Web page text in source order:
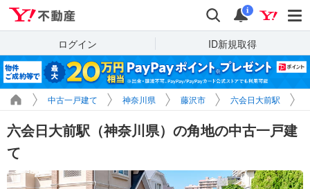
検索 通知
i
ログイン ID新規取得
中古一戸建て 神奈川県 藤沢市 六会日大前駅
六会日大前駅（神奈川県）の角地の中古一戸建
て